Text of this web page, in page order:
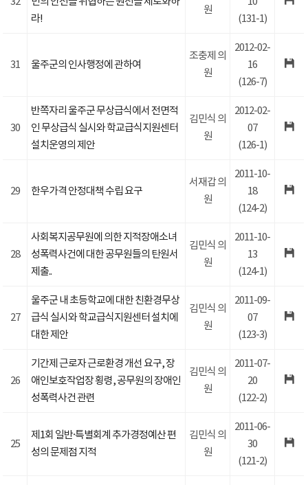
라!
원
(131-1)
31 울주군의 인사행정에 관하여
조충제 의
원
2012-02-
16
(126-7)
30
반쪽자리 울주군 무상급식에서 전면적
인 무상급식 실시와 학교급식지원센터
설치운영의 제안
김민식 의
원
2012-02-
07
(126-1)
29 한우가격 안정대책 수립 요구
서재갑 의
원
2011-10-
18
(124-2)
28
사회복지공무원에 의한 지적장애소녀
성폭력사건에 대한 공무원들의 탄원서
제출..
김민식 의
원
2011-10-
13
(124-1)
27
울주군 내 초등학교에 대한 친환경무상
급식 실시와 학교급식지원센터 설치에
대한 제안
김민식 의
원
2011-09-
07
(123-3)
26
기간제 근로자 근로환경 개선 요구, 장
애인보호작업장 횡령, 공무원의 장애인
성폭력사건 관련
김민식 의
원
2011-07-
20
(122-2)
25
제1회 일반·특별회계 추가경정예산 편
성의 문제점 지적
김민식 의
원
2011-06-
30
(121-2)